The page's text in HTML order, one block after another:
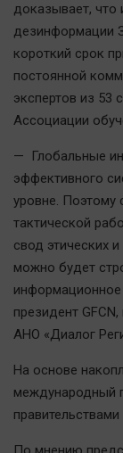
Народная
Наука
Обсуждаем
Отдых
Последняя
Светская жизнь
Точка на карте
доказывает, что
дезинформации
короткий срок
постоянной
экспертов из 53
Ассоциации
— Глобальные
эффективного
уровне. Поэтому
тактической
свод этических
можно будет
информационное
президент
АНО «Диалог
На основе
международный